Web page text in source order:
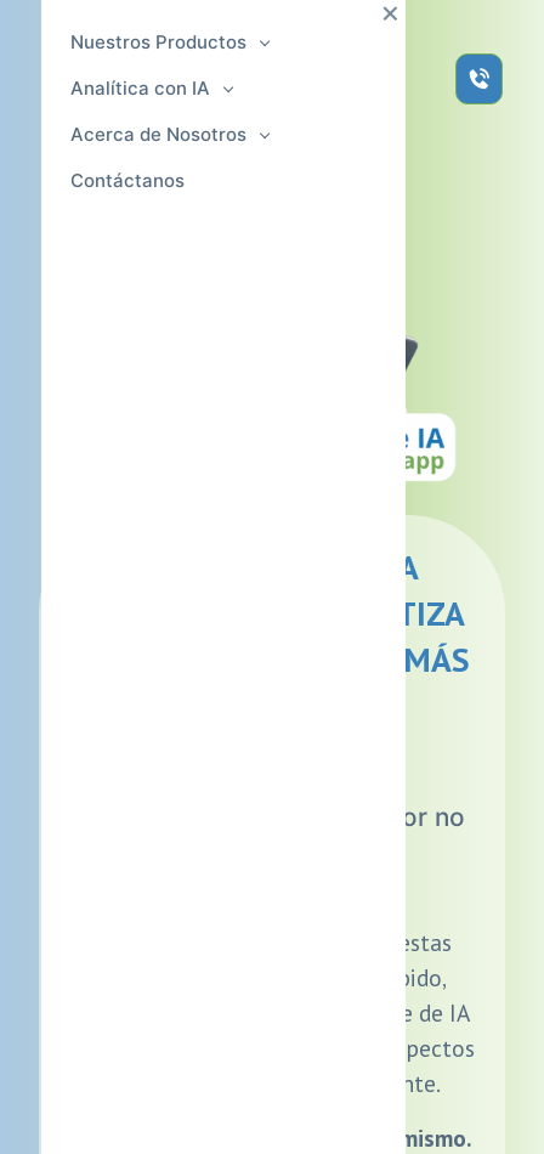
BESTVOIPER
Nuestros Productos
Analítica con IA
Acerca de Nosotros
Contáctanos
AGENTE DE IA PARA
WHATSAPP: AUTOMATIZA
TU ATENCIÓN, VENDE MÁS
¿Estás perdiendo clientes por no
Hoy tus clientes esperan respuestas
inmediatas. Si no respondes rápido,
compran en otro lugar. Un agente de IA
responde al instante, califica prospectos
y cierra ventas automáticamente.
Solicite una demo gratuita hoy mismo.